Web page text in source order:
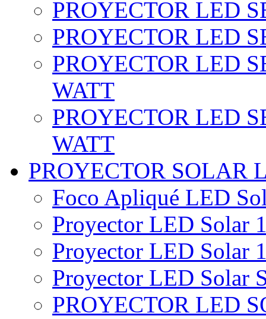
PROYECTOR LED
PROYECTOR LED
PROYECTOR LED
WATT
PROYECTOR LED
WATT
PROYECTOR SOLAR
Foco Apliqué LED
Proyector LED Solar
Proyector LED Solar
Proyector LED Solar
PROYECTOR LED